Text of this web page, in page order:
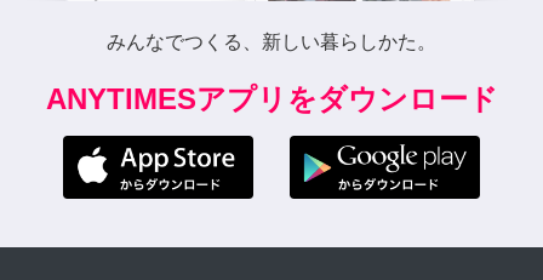
みんなでつくる、新しい暮らしかた。
ANYTIMESアプリをダウンロード